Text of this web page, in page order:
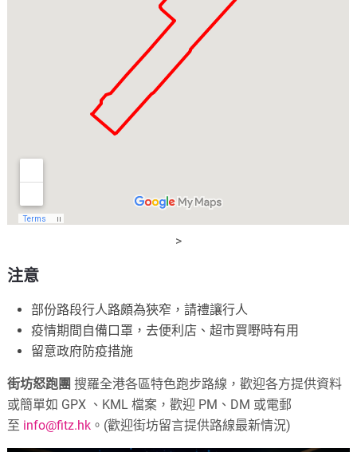
>
注意
部份路段行人路頗為狹窄，請禮讓行人
疫情期間自備口罩，去便利店、超市買嘢時有用
留意政府防疫措施
街坊怒跑團 搜羅全港各區特色跑步路線，歡迎各方提供資料
或簡單如 GPX 、KML 檔案，歡迎 PM、DM 或電郵
至 info@fitz.hk 。(歡迎街坊留言提供路線最新情況)